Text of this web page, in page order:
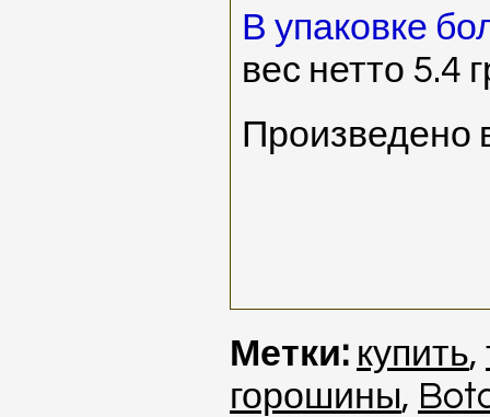
В упаковке
вес нетто 5.4
Произведено
Метки: купить,
горошины,